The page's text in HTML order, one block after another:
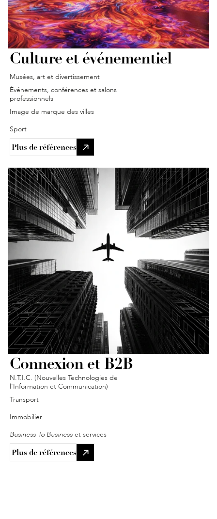
Culture et événementiel
Musées, art et divertissement
Événements, conférences et salons
professionnels
Image de marque des villes
Sport
Plus de références
Connexion et B2B
N.T.I.C. (Nouvelles Technologies de
l'Information et Communication)
Transport
Immobilier
Business To Business et services
Plus de références